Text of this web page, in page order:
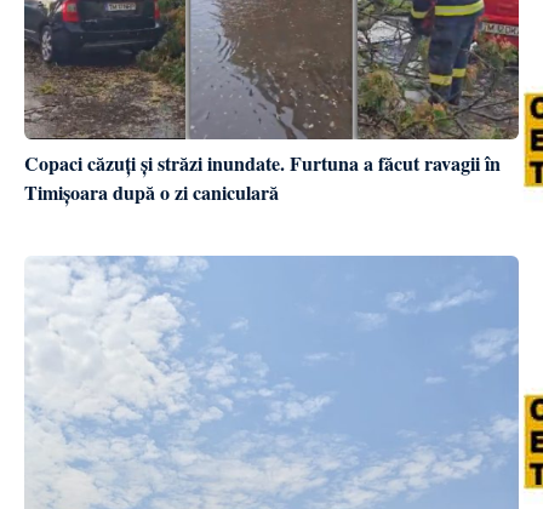
Copaci căzuți și străzi inundate. Furtuna a făcut ravagii în
Timișoara după o zi caniculară